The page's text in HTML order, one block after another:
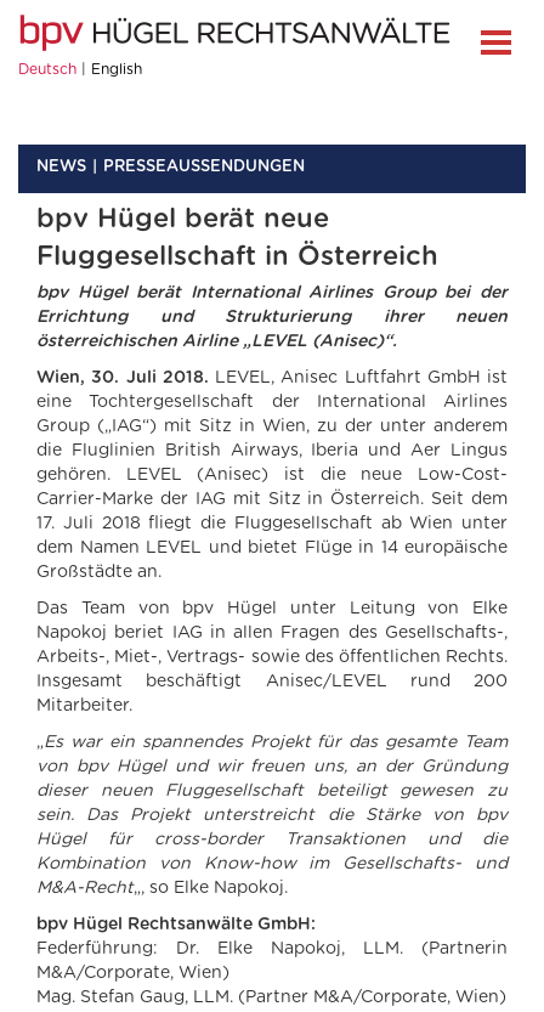
Deutsch English
NEWS PRESSEAUSSENDUNGEN
bpv Hügel berät neue
Fluggesellschaft in Österreich
bpv Hügel berät International Airlines Group bei der
Errichtung und Strukturierung ihrer neuen
österreichischen Airline „LEVEL (Anisec)“.
Wien, 30. Juli 2018. LEVEL, Anisec Luftfahrt GmbH ist
eine Tochtergesellschaft der International Airlines
Group („IAG“) mit Sitz in Wien, zu der unter anderem
die Fluglinien British Airways, Iberia und Aer Lingus
gehören. LEVEL (Anisec) ist die neue Low-Cost-
Carrier-Marke der IAG mit Sitz in Österreich. Seit dem
17. Juli 2018 fliegt die Fluggesellschaft ab Wien unter
dem Namen LEVEL und bietet Flüge in 14 europäische
Großstädte an.
Das Team von bpv Hügel unter Leitung von Elke
Napokoj beriet IAG in allen Fragen des Gesellschafts-,
Arbeits-, Miet-, Vertrags- sowie des öffentlichen Rechts.
Insgesamt beschäftigt Anisec/LEVEL rund 200
Mitarbeiter.
„Es war ein spannendes Projekt für das gesamte Team
von bpv Hügel und wir freuen uns, an der Gründung
dieser neuen Fluggesellschaft beteiligt gewesen zu
sein. Das Projekt unterstreicht die Stärke von bpv
Hügel für cross-border Transaktionen und die
Kombination von Know-how im Gesellschafts- und
M&A-Recht„, so Elke Napokoj.
bpv Hügel Rechtsanwälte GmbH:
Federführung: Dr. Elke Napokoj, LLM. (Partnerin
M&A/Corporate, Wien)
Mag. Stefan Gaug, LLM. (Partner M&A/Corporate, Wien)